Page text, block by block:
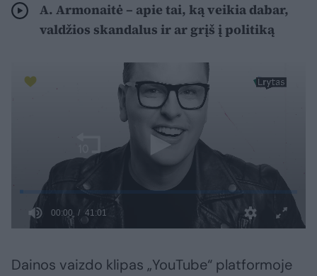
A. Armonaitė – apie tai, ką veikia dabar,
valdžios skandalus ir ar grįš į politiką
Dainos vaizdo klipas „YouTube“ platformoje